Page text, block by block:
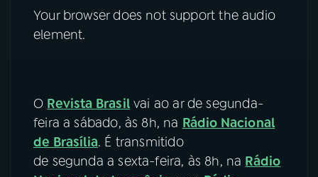
Your browser does not support the audio
element.
O Revista Brasilvai ao ar de segunda-
feira a sábado, às 8h, na Rádio Nacional
de Brasília. É transmitido
de segunda a sexta-feira, às 8h, na Rádio